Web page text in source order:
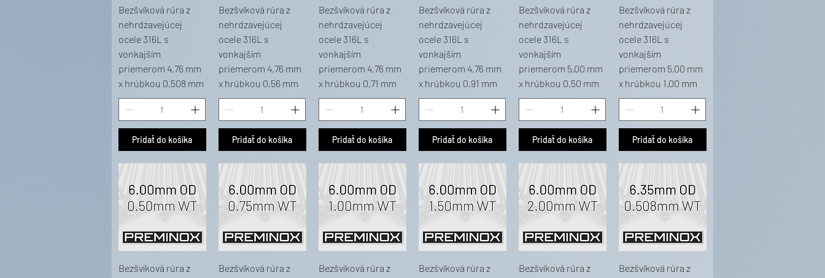
Bezšvíková rúra z
nehrdzavejúcej
ocele 316L s
vonkajším
priemerom 4,76 mm
x hrúbkou 0,508 mm
Pridať do košíka
Bezšvíková rúra z
nehrdzavejúcej
ocele 316L s
vonkajším
priemerom 4,76 mm
x hrúbkou 0,56 mm
Pridať do košíka
Bezšvíková rúra z
nehrdzavejúcej
ocele 316L s
vonkajším
priemerom 4,76 mm
x hrúbkou 0,71 mm
Pridať do košíka
Bezšvíková rúra z
nehrdzavejúcej
ocele 316L s
vonkajším
priemerom 4,76 mm
x hrúbkou 0,91 mm
Pridať do košíka
Bezšvíková rúra z
nehrdzavejúcej
ocele 316L s
vonkajším
priemerom 5,00 mm
x hrúbkou 0,50 mm
Pridať do košíka
Bezšvíková rúra z
nehrdzavejúcej
ocele 316L s
vonkajším
priemerom 5,00 mm
x hrúbkou 1,00 mm
Pridať do košíka
Bezšvíková rúra z
Bezšvíková rúra z
Bezšvíková rúra z
Bezšvíková rúra z
Bezšvíková rúra z
Bezšvíková rúra z